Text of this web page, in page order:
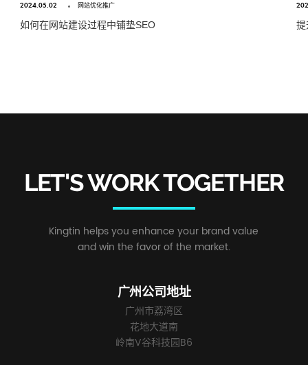
2024.05.02 网站优化推广
如何在网站建设过程中铺垫SEO 提
LET'S WORK TOGETHER
Kingtin helps you enhance your brand value
and win the favor of the market.
广州公司地址
广州市荔湾区
花地大道南
岭南V谷科技园B6